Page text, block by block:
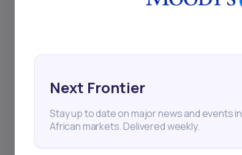
Next Frontier
Stay up to date on major news and events in
African markets. Delivered weekly.